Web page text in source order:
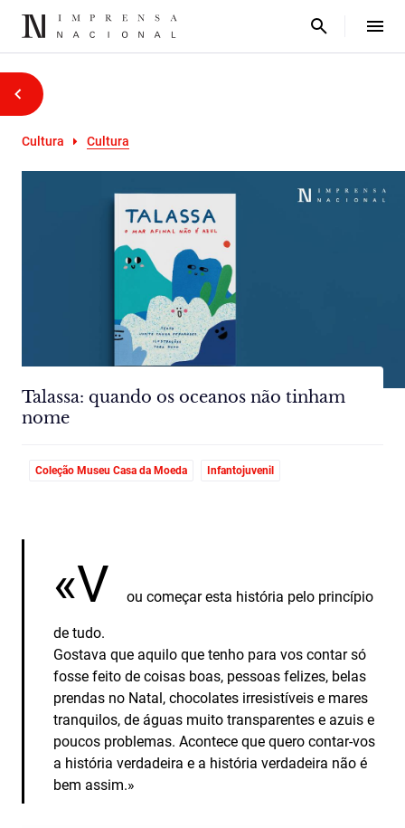
Cultura Cultura
Talassa: quando os oceanos não tinham
nome
Coleção Museu Casa da Moeda Infantojuvenil
«V ou começar esta história pelo princípio
de tudo.
Gostava que aquilo que tenho para vos contar só
fosse feito de coisas boas, pessoas felizes, belas
prendas no Natal, chocolates irresistíveis e mares
tranquilos, de águas muito transparentes e azuis e
poucos problemas. Acontece que quero contar‑vos
a história verdadeira e a história verdadeira não é
bem assim.»